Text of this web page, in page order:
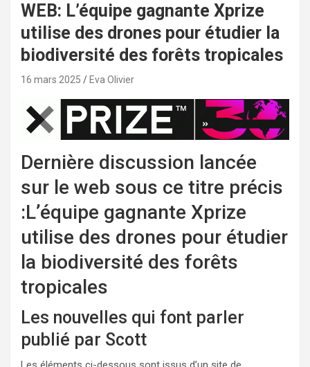
WEB: L’équipe gagnante Xprize
utilise des drones pour étudier la
biodiversité des forêts tropicales
16 mars 2025 Eva Olivier
Dernière discussion lancée
sur le web sous ce titre précis
:L’équipe gagnante Xprize
utilise des drones pour étudier
la biodiversité des forêts
tropicales
Les nouvelles qui font parler
publié par Scott